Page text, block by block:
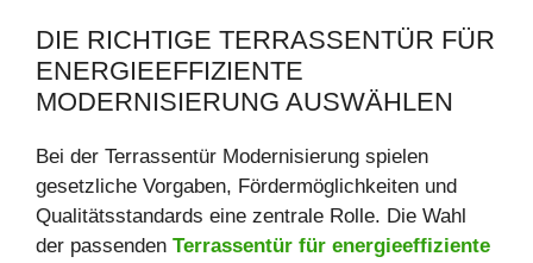
DIE RICHTIGE TERRASSENTÜR FÜR
ENERGIEEFFIZIENTE
MODERNISIERUNG AUSWÄHLEN
Bei der Terrassentür Modernisierung spielen
gesetzliche Vorgaben, Fördermöglichkeiten und
Qualitätsstandards eine zentrale Rolle. Die Wahl
der passenden Terrassentür für energieeffiziente